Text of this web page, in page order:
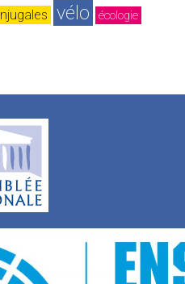
vélo écologie